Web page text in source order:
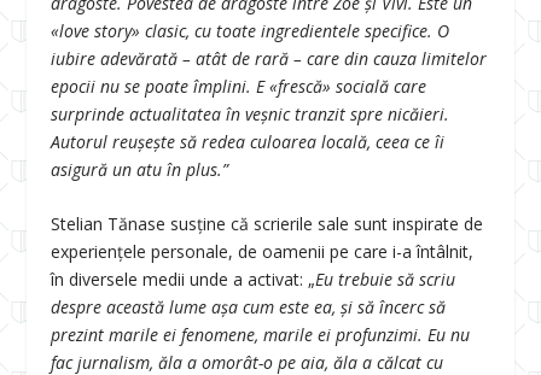
«love story» clasic, cu toate ingredientele specifice. O
iubire adevărată – atât de rară – care din cauza limitelor
epocii nu se poate împlini. E «frescă» socială care
surprinde actualitatea în veșnic tranzit spre nicăieri.
Autorul reușește să redea culoarea locală, ceea ce îi
asigură un atu în plus.”
Stelian Tănase susține că scrierile sale sunt inspirate de
experiențele personale, de oamenii pe care i-a întâlnit,
în diversele medii unde a activat: „Eu trebuie să scriu
despre această lume așa cum este ea, și să încerc să
prezint marile ei fenomene, marile ei profunzimi. Eu nu
fac jurnalism, ăla a omorât-o pe aia, ăla a călcat cu